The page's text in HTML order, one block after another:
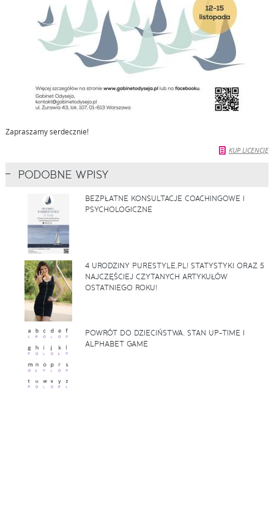
Zapraszamy serdecznie!
KUP LICENCJĘ
PODOBNE WPISY
BEZPŁATNE KONSULTACJE COACHINGOWE I
PSYCHOLOGICZNE
4 URODZINY PURESTYLE.PL! STATYSTYKI ORAZ 5
NAJCZĘŚCIEJ CZYTANYCH ARTYKUŁÓW
OSTATNIEGO ROKU!
POWRÓT DO DZIECIŃSTWA. STAN UP-TIME I
ALPHABET GAME